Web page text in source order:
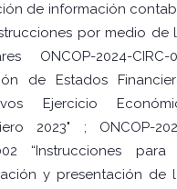
de información
por medio de
ONCOP-2024-CIRC-
de Estados
Ejercicio
2023" ; ONCOP-
“Instrucciones
y presentación de